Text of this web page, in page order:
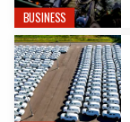
BUSINESS